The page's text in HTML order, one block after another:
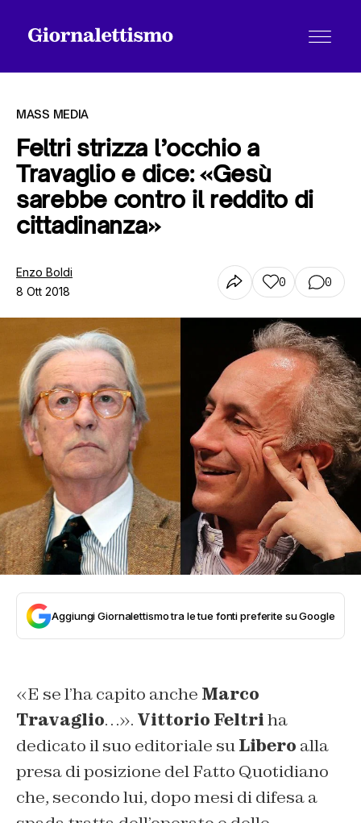
Tutti gli articoli
MASS MEDIA
Feltri strizza l’occhio a
Travaglio e dice: «Gesù
sarebbe contro il reddito di
cittadinanza»
Enzo Boldi
8 Ott 2018
0 0
Aggiungi Giornalettismo tra le tue fonti preferite su Google
«E se l’ha capito anche Marco
Travaglio…». Vittorio Feltriha
dedicato il suo editoriale suLibero alla
presa di posizione delFatto Quotidiano
che, secondo lui, dopo mesi di difesa a